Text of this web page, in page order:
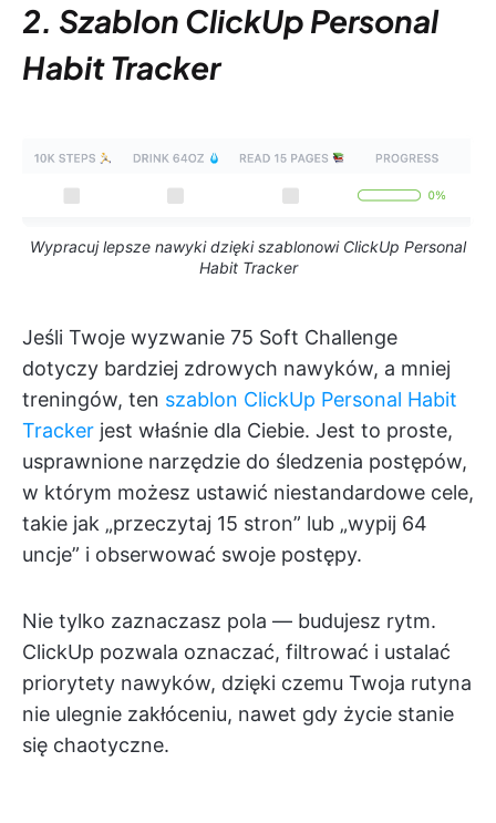
2. Szablon ClickUp Personal
Habit Tracker
Wypracuj lepsze nawyki dzięki szablonowi ClickUp Personal
Habit Tracker
Jeśli Twoje wyzwanie 75 Soft Challenge
dotyczy bardziej zdrowych nawyków, a mniej
treningów, ten szablon ClickUp Personal Habit
Tracker jest właśnie dla Ciebie. Jest to proste,
usprawnione narzędzie do śledzenia postępów,
w którym możesz ustawić niestandardowe cele,
takie jak „przeczytaj 15 stron” lub „wypij 64
uncje” i obserwować swoje postępy.
Nie tylko zaznaczasz pola — budujesz rytm.
ClickUp pozwala oznaczać, filtrować i ustalać
priorytety nawyków, dzięki czemu Twoja rutyna
nie ulegnie zakłóceniu, nawet gdy życie stanie
się chaotyczne.